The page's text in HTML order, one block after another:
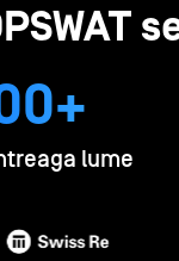
lume